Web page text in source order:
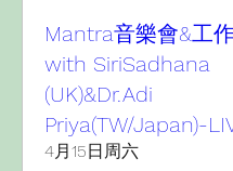
Mantra音樂會&工
with SiriSadhana
(UK)&Dr.Adi
Priya(TW/Japan)-
4月15日周六